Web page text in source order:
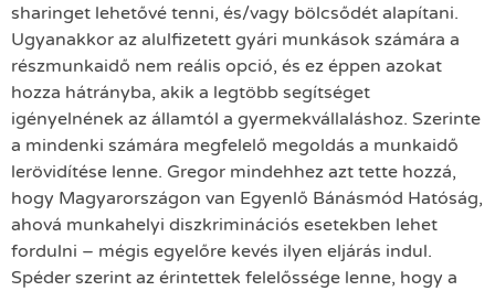
sharinget lehetővé tenni, és/vagy bölcsődét alapítani.
Ugyanakkor az alulfizetett gyári munkások számára a
részmunkaidő nem reális opció, és ez éppen azokat
hozza hátrányba, akik a legtöbb segítséget
igényelnének az államtól a gyermekvállaláshoz. Szerinte
a mindenki számára megfelelő megoldás a munkaidő
lerövidítése lenne. Gregor mindehhez azt tette hozzá,
hogy Magyarországon van Egyenlő Bánásmód Hatóság,
ahová munkahelyi diszkriminációs esetekben lehet
fordulni – mégis egyelőre kevés ilyen eljárás indul.
Spéder szerint az érintettek felelőssége lenne, hogy a